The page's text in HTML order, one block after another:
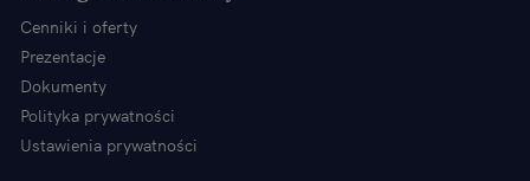
Cenniki i oferty
Prezentacje
Dokumenty
Polityka prywatności
Ustawienia prywatności